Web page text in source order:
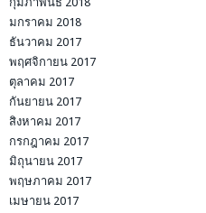
มกราคม 2018
ธันวาคม 2017
พฤศจิกายน 2017
ตุลาคม 2017
กันยายน 2017
สิงหาคม 2017
กรกฎาคม 2017
มิถุนายน 2017
พฤษภาคม 2017
เมษายน 2017